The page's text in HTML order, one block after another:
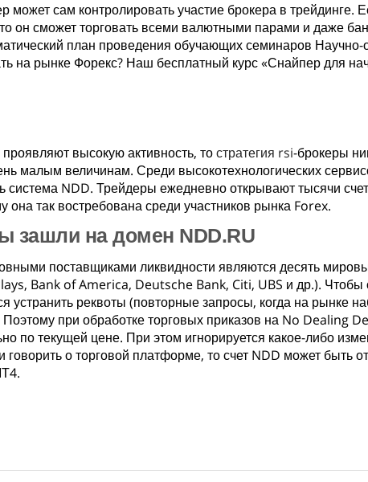
может сам контролировать участие брокера в трейдинге.
он сможет торговать всеми валютными парами и даже
план проведения обучающих семинаров
на рынке Форекс? Наш бесплатный курс «Снайпер для
высокую активность, тостратегия rsi-брокеры
малым величинам. Среди высокотехнологических
система NDD. Трейдеры ежедневно открывают тысячи
так востребована среди участников рынка Forex.
зашли на домен NDD.RU
поставщиками ликвидности являются десять
Bank of America, Deutsche Bank, Citi, UBS и др.). Чтобы
устранить реквоты (повторные запросы, когда на рынке
при обработке торговых приказов на No Dealing
по текущей цене. При этом игнорируется какое-либо
говорить о торговой платформе, то счет NDD может быть